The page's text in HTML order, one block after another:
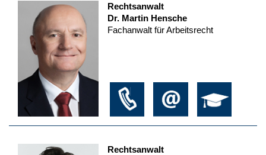
Rechtsanwalt
Dr. Martin Hensche
Fachanwalt für Arbeitsrecht
Rechtsanwalt